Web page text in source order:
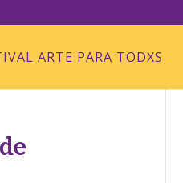
ARTE PARA TODXS